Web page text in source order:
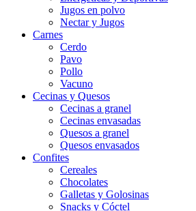
Jugos en polvo
Nectar y Jugos
Carnes
Cerdo
Pavo
Pollo
Vacuno
Cecinas y Quesos
Cecinas a granel
Cecinas envasadas
Quesos a granel
Quesos envasados
Confites
Cereales
Chocolates
Galletas y Golosinas
Snacks y Cóctel